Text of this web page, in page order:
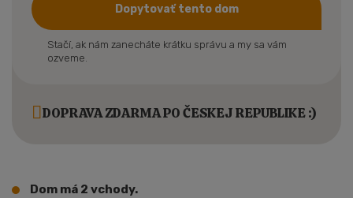
Dopytovať tento dom
Stačí, ak nám zanecháte krátku správu a my sa vám
ozveme.
DOPRAVA ZDARMA PO ČESKEJ REPUBLIKE :)
Dom má 2 vchody.